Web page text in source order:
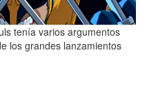
tenía varios argumentos
los grandes lanzamientos